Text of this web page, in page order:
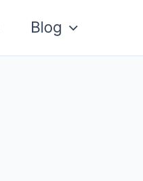
Blog